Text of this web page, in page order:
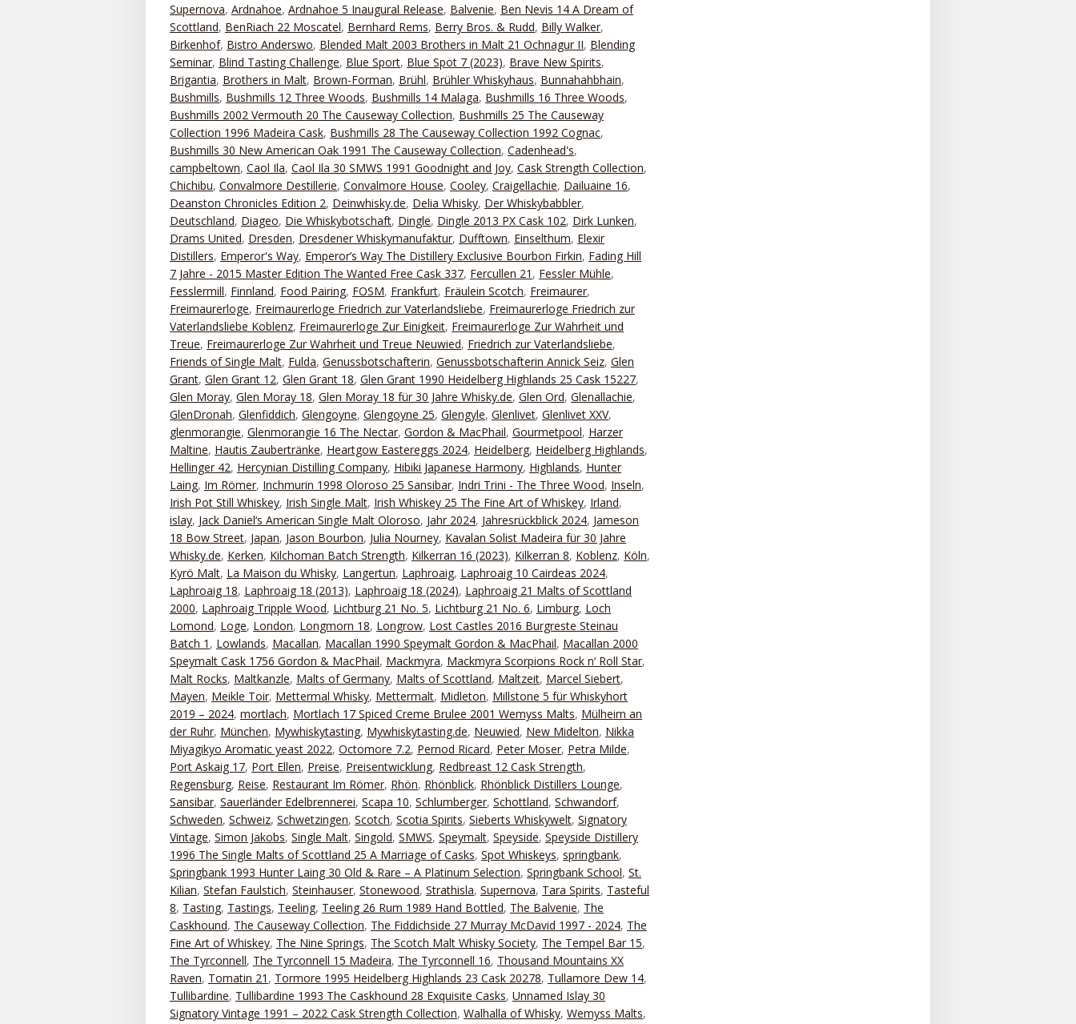
Supernova, Ardnahoe, Ardnahoe 5 Inaugural Release, Balvenie, Ben Nevis 14 A Dream of
Scottland, BenRiach 22 Moscatel, Bernhard Rems, Berry Bros. & Rudd, Billy Walker,
Birkenhof, Bistro Anderswo, Blended Malt 2003 Brothers in Malt 21 Ochnagur II, Blending
Seminar, Blind Tasting Challenge, Blue Sport, Blue Spot 7 (2023), Brave New Spirits,
Brigantia, Brothers in Malt, Brown-Forman, Brühl, Brühler Whiskyhaus, Bunnahahbhain,
Bushmills, Bushmills 12 Three Woods, Bushmills 14 Malaga, Bushmills 16 Three Woods,
Bushmills 2002 Vermouth 20 The Causeway Collection, Bushmills 25 The Causeway
Collection 1996 Madeira Cask, Bushmills 28 The Causeway Collection 1992 Cognac,
Bushmills 30 New American Oak 1991 The Causeway Collection, Cadenhead's,
campbeltown, Caol Ila, Caol Ila 30 SMWS 1991 Goodnight and Joy, Cask Strength Collection,
Chichibu, Convalmore Destillerie, Convalmore House, Cooley, Craigellachie, Dailuaine 16,
Deanston Chronicles Edition 2, Deinwhisky.de, Delia Whisky, Der Whiskybabbler,
Deutschland, Diageo, Die Whiskybotschaft, Dingle, Dingle 2013 PX Cask 102, Dirk Lunken,
Drams United, Dresden, Dresdener Whiskymanufaktur, Dufftown, Einselthum, Elexir
Distillers, Emperor's Way, Emperor’s Way The Distillery Exclusive Bourbon Firkin, Fading Hill
7 Jahre - 2015 Master Edition The Wanted Free Cask 337, Fercullen 21 , Fessler Mühle,
Fesslermill, Finnland, Food Pairing, FOSM, Frankfurt, Fräulein Scotch, Freimaurer,
Freimaurerloge, Freimaurerloge Friedrich zur Vaterlandsliebe, Freimaurerloge Friedrich zur
Vaterlandsliebe Koblenz, Freimaurerloge Zur Einigkeit, Freimaurerloge Zur Wahrheit und
Treue, Freimaurerloge Zur Wahrheit und Treue Neuwied, Friedrich zur Vaterlandsliebe,
Friends of Single Malt, Fulda, Genussbotschafterin, Genussbotschafterin Annick Seiz, Glen
Grant, Glen Grant 12, Glen Grant 18, Glen Grant 1990 Heidelberg Highlands 25 Cask 15227,
Glen Moray, Glen Moray 18, Glen Moray 18 für 30 Jahre Whisky.de, Glen Ord, Glenallachie,
GlenDronah, Glenfiddich, Glengoyne, Glengoyne 25, Glengyle, Glenlivet, Glenlivet XXV,
glenmorangie, Glenmorangie 16 The Nectar, Gordon & MacPhail, Gourmetpool, Harzer
Maltine, Hautis Zaubertränke, Heartgow Eastereggs 2024, Heidelberg, Heidelberg Highlands,
Hellinger 42, Hercynian Distilling Company, Hibiki Japanese Harmony, Highlands, Hunter
Laing, Im Römer, Inchmurin 1998 Oloroso 25 Sansibar, Indri Trini - The Three Wood, Inseln,
Irish Pot Still Whiskey, Irish Single Malt, Irish Whiskey 25 The Fine Art of Whiskey, Irland,
islay, Jack Daniel‘s American Single Malt Oloroso, Jahr 2024, Jahresrückblick 2024, Jameson
18 Bow Street, Japan, Jason Bourbon, Julia Nourney, Kavalan Solist Madeira für 30 Jahre
Whisky.de, Kerken, Kilchoman Batch Strength, Kilkerran 16 (2023), Kilkerran 8, Koblenz, Köln,
Kyrö Malt, La Maison du Whisky, Langertun, Laphroaig, Laphroaig 10 Cairdeas 2024,
Laphroaig 18, Laphroaig 18 (2013), Laphroaig 18 (2024), Laphroaig 21 Malts of Scottland
2000, Laphroaig Tripple Wood, Lichtburg 21 No. 5, Lichtburg 21 No. 6, Limburg, Loch
Lomond, Loge, London, Longmorn 18, Longrow, Lost Castles 2016 Burgreste Steinau
Batch 1 , Lowlands, Macallan, Macallan 1990 Speymalt Gordon & MacPhail, Macallan 2000
Speymalt Cask 1756 Gordon & MacPhail, Mackmyra, Mackmyra Scorpions Rock n‘ Roll Star,
Malt Rocks, Maltkanzle, Malts of Germany, Malts of Scottland, Maltzeit, Marcel Siebert,
Mayen, Meikle Toir, Mettermal Whisky, Mettermalt, Midleton, Millstone 5 für Whiskyhort
2019 – 2024, mortlach, Mortlach 17 Spiced Creme Brulee 2001 Wemyss Malts, Mülheim an
der Ruhr, München, Mywhiskytasting, Mywhiskytasting.de, Neuwied, New Midelton, Nikka
Miyagikyo Aromatic yeast 2022, Octomore 7.2, Pernod Ricard, Peter Moser, Petra Milde,
Port Askaig 17, Port Ellen, Preise, Preisentwicklung, Redbreast 12 Cask Strength,
Regensburg, Reise, Restaurant Im Römer, Rhön, Rhönblick, Rhönblick Distillers Lounge,
Sansibar, Sauerländer Edelbrennerei, Scapa 10, Schlumberger, Schottland, Schwandorf,
Schweden, Schweiz, Schwetzingen, Scotch, Scotia Spirits, Sieberts Whiskywelt, Signatory
Vintage, Simon Jakobs, Single Malt, Singold, SMWS, Speymalt, Speyside, Speyside Distillery
1996 The Single Malts of Scottland 25 A Marriage of Casks, Spot Whiskeys, springbank,
Springbank 1993 Hunter Laing 30 Old & Rare – A Platinum Selection, Springbank School, St.
Kilian, Stefan Faulstich, Steinhauser, Stonewood, Strathisla, Supernova, Tara Spirits, Tasteful
8, Tasting, Tastings, Teeling, Teeling 26 Rum 1989 Hand Bottled, The Balvenie, The
Caskhound, The Causeway Collection, The Fiddichside 27 Murray McDavid 1997 - 2024, The
Fine Art of Whiskey, The Nine Springs, The Scotch Malt Whisky Society, The Tempel Bar 15,
The Tyrconnell, The Tyrconnell 15 Madeira, The Tyrconnell 16, Thousand Mountains XX
Raven, Tomatin 21 , Tormore 1995 Heidelberg Highlands 23 Cask 20278, Tullamore Dew 14,
Tullibardine, Tullibardine 1993 The Caskhound 28 Exquisite Casks, Unnamed Islay 30
Signatory Vintage 1991 – 2022 Cask Strength Collection, Walhalla of Whisky, Wemyss Malts,